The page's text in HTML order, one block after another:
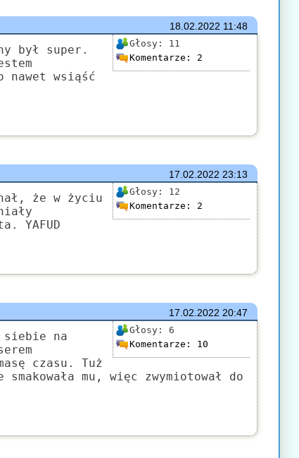
18.02.2022 11:48
Głosy: 11
Komentarze: 2
był super.
nawet wsiąść
17.02.2022 23:13
Głosy: 12
Komentarze: 2
że w życiu
YAFUD
17.02.2022 20:47
Głosy: 6
Komentarze: 10
siebie na
czasu. Tuż
mu, więc zwymiotował do